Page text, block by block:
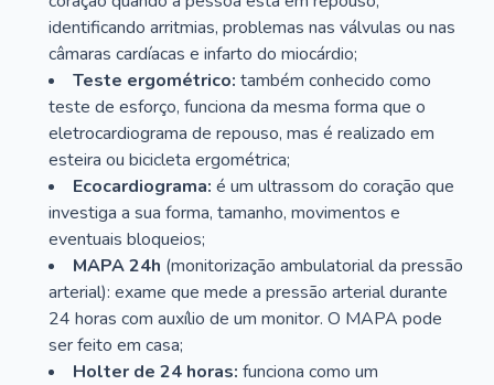
identificando arritmias, problemas nas válvulas ou nas
câmaras cardíacas e infarto do miocárdio;
Teste ergométrico: também conhecido como
teste de esforço, funciona da mesma forma que o
eletrocardiograma de repouso, mas é realizado em
esteira ou bicicleta ergométrica;
Ecocardiograma: é um ultrassom do coração que
investiga a sua forma, tamanho, movimentos e
eventuais bloqueios;
MAPA 24h (monitorização ambulatorial da pressão
arterial): exame que mede a pressão arterial durante
24 horas com auxílio de um monitor. O MAPA pode
ser feito em casa;
Holter de 24 horas: funciona como um